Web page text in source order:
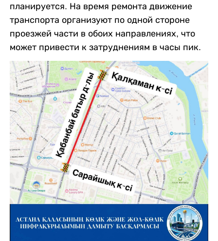
планируется. На время ремонта движение
транспорта организуют по одной стороне
проезжей части в обоих направлениях, что
может привести к затруднениям в часы пик.